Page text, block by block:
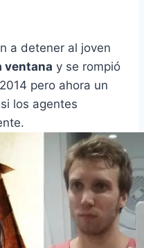
a detener al joven
ventana y se rompió
pero ahora un
los agentes